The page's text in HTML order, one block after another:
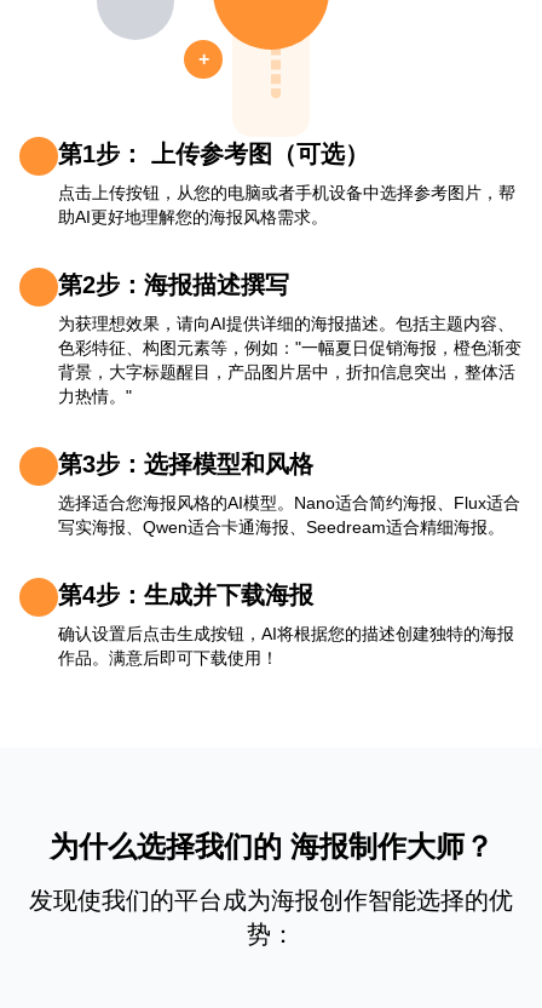
+
第1步： 上传参考图（可选）
点击上传按钮，从您的电脑或者手机设备中选择参考图片，帮
助AI更好地理解您的海报风格需求。
第2步：海报描述撰写
为获理想效果，请向AI提供详细的海报描述。包括主题内容、
色彩特征、构图元素等，例如："一幅夏日促销海报，橙色渐变
背景，大字标题醒目，产品图片居中，折扣信息突出，整体活
力热情。"
第3步：选择模型和风格
选择适合您海报风格的AI模型。Nano适合简约海报、Flux适合
写实海报、Qwen适合卡通海报、Seedream适合精细海报。
第4步：生成并下载海报
确认设置后点击生成按钮，AI将根据您的描述创建独特的海报
作品。满意后即可下载使用！
为什么选择我们的 海报制作大师？
发现使我们的平台成为海报创作智能选择的优
势：